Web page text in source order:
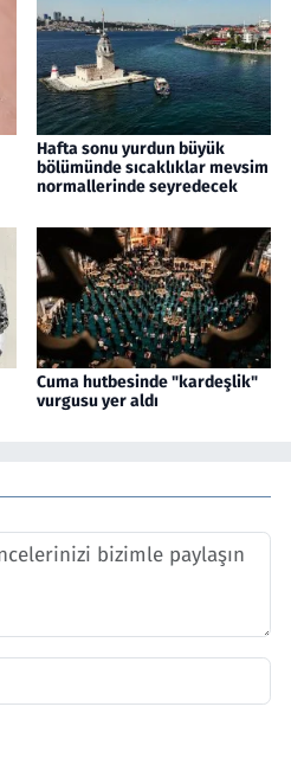
Hafta sonu yurdun büyük
bölümünde sıcaklıklar mevsim
normallerinde seyredecek
Cuma hutbesinde "kardeşlik"
vurgusu yer aldı